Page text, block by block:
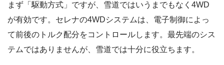
まず「駆動方式」ですが、雪道ではいうまでもなく4WD
が有効です。セレナの4WDシステムは、電子制御によっ
て前後のトルク配分をコントロールします。最先端のシス
テムではありませんが、雪道では十分に役立ちます。